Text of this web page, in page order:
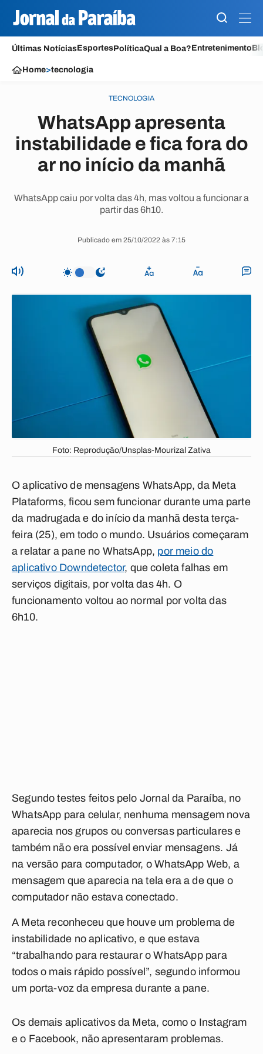
Últimas NotíciasEsportesPolíticaQual a Boa?Entretenimento
Home>tecnologia
TECNOLOGIA
WhatsApp apresenta
instabilidade e fica fora do
ar no início da manhã
WhatsApp caiu por volta das 4h, mas voltou a funcionar a
partir das 6h10.
Publicado em 25/10/2022 às 7:15
Foto: Reprodução/Unsplas-Mourizal Zativa
O aplicativo de mensagens WhatsApp, da Meta
Plataforms, ficou sem funcionar durante uma parte
da madrugada e do início da manhã desta terça-
feira (25), em todo o mundo. Usuários começaram
a relatar a pane no WhatsApp, por meio do
aplicativo Downdetector, que coleta falhas em
serviços digitais, por volta das 4h. O
funcionamento voltou ao normal por volta das
6h10.
Segundo testes feitos pelo Jornal da Paraíba, no
WhatsApp para celular, nenhuma mensagem nova
aparecia nos grupos ou conversas particulares e
também não era possível enviar mensagens. Já
na versão para computador, o WhatsApp Web, a
mensagem que aparecia na tela era a de que o
computador não estava conectado.
A Meta reconheceu que houve um problema de
instabilidade no aplicativo, e que estava
“trabalhando para restaurar o WhatsApp para
todos o mais rápido possível”, segundo informou
um porta-voz da empresa durante a pane.
Os demais aplicativos da Meta, como o Instagram
e o Facebook, não apresentaram problemas.